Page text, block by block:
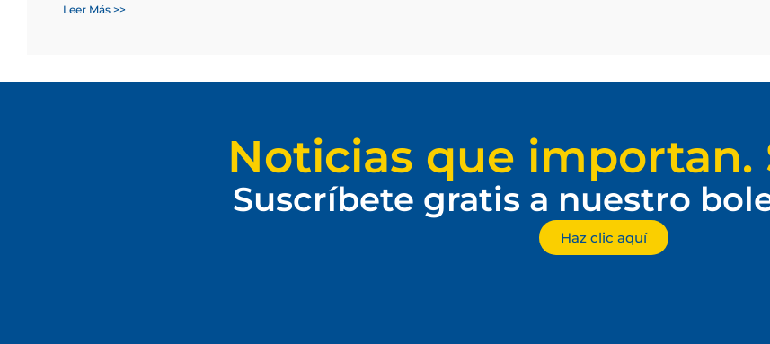
Leer Más >>
Noticias que importan.
Suscríbete gratis a nuestro
Haz clic aquí